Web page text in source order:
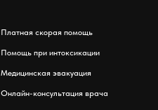
Платная скорая помощь
Помощь при интоксикации
Медицинская эвакуация
Онлайн-консультация врача